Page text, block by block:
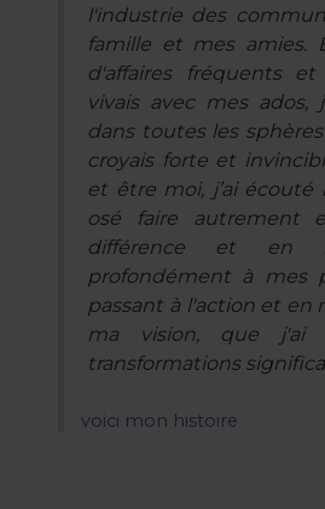
l'industrie des
famille et mes amies.
d'affaires fréquents
vivais avec mes ados,
dans toutes les
croyais forte et
et être moi, j’ai
osé faire autrement
différence et en
profondément à mes
passant à l'action et
ma vision, que j'ai
transformations
voici mon histoire